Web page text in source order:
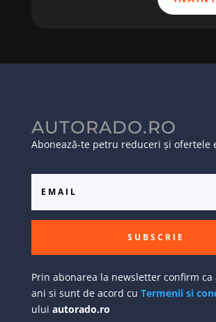
AUTORADO.RO
Abonează-te petru reduceri și ofertele
SUBSCRIE
Prin abonarea la newsletter confirm ca
ani si sunt de acord cu Termenii si
ului autorado.ro